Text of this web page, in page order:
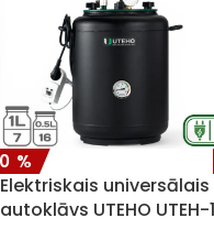
Elektriskais universālais
autoklāvs UTEHO UTEH-